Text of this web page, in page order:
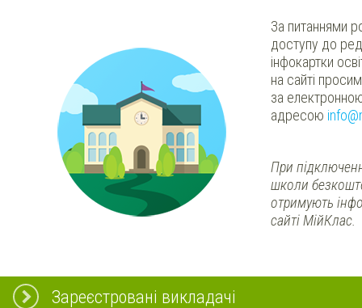
За питаннями
доступу до
інфокартки
на сайті
за
адресою
При
школи
отримують
сайті МійКлас.
Зареєстровані викладачі